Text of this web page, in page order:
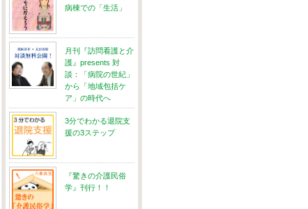
病棟での「生活」
月刊『訪問看護と介
護』presents 対
談：「病院の世紀」
から「地域包括ケ
ア」の時代へ
3分でわかる退院支
援の3ステップ
『驚きの介護民俗
学』刊行！！